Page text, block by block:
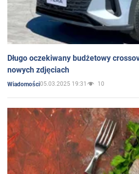
Długo oczekiwany budżetowy
nowych zdjęciach
Wiadomości05.03.2025 19:31 10